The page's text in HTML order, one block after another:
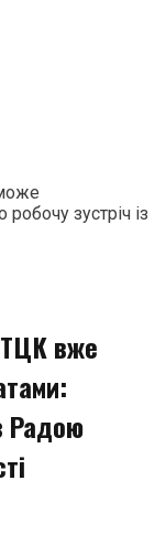
зустріч із
вже
Радою